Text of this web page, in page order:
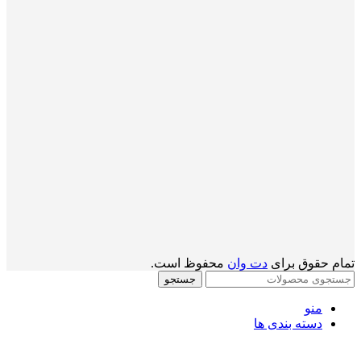
تمام حقوق برای دت وان محفوظ است.
جستجو
منو
دسته بندی ها